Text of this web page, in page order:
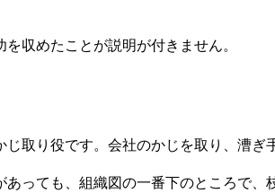
収めたことが説明が付きません。
取り役です。会社のかじを取り、漕ぎ
っても、組織図の一番下のところで、